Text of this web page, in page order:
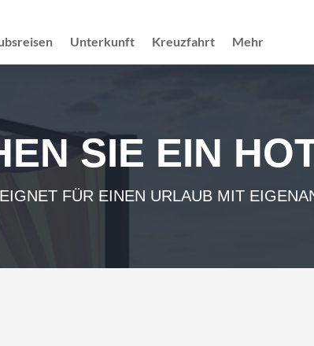
Unterkunft Kreuzfahrt Mehr
SIE EIN
FÜR EINEN URLAUB MIT